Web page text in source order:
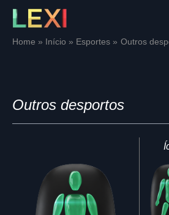
Skip
contentHome Início Esportes Outros
Outros desportos